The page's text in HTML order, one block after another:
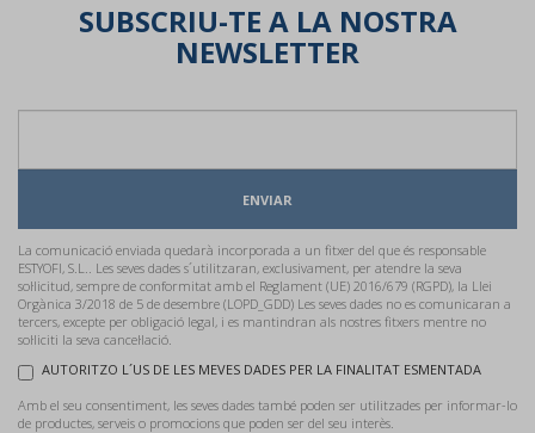
SUBSCRIU-TE A LA NOSTRA
NEWSLETTER
ENVIAR
La comunicació enviada quedarà incorporada a un fitxer del que és responsable
ESTYOFI, S.L.. Les seves dades s´utilitzaran, exclusivament, per atendre la seva
sol·licitud, sempre de conformitat amb el Reglament (UE) 2016/679 (RGPD), la Llei
Orgànica 3/2018 de 5 de desembre (LOPD_GDD) Les seves dades no es comunicaran a
tercers, excepte per obligació legal, i es mantindran als nostres fitxers mentre no
sol·liciti la seva cancel·lació.
AUTORITZO L´US DE LES MEVES DADES PER LA FINALITAT ESMENTADA
Amb el seu consentiment, les seves dades també poden ser utilitzades per informar-lo
de productes, serveis o promocions que poden ser del seu interès.